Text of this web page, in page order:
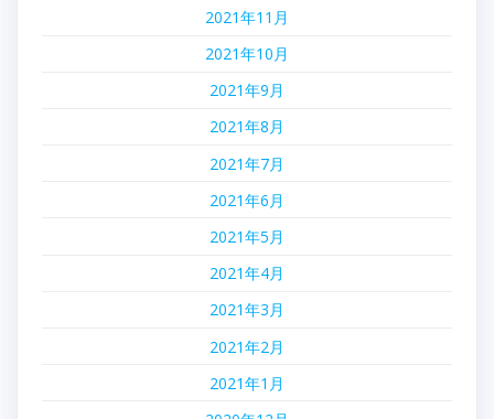
2021年11月
2021年10月
2021年9月
2021年8月
2021年7月
2021年6月
2021年5月
2021年4月
2021年3月
2021年2月
2021年1月